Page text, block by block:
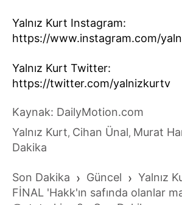
Yalnız Kurt Instagram:
https://www.instagram.com/
Yalnız Kurt Twitter:
https://twitter.com/yalnizkurtv
Kaynak: DailyMotion.com
Yalnız Kurt, Cihan Ünal, Murat
Dakika
Son Dakika › Güncel › Yalnız
FİNAL 'Hakk'ın safında olanlar